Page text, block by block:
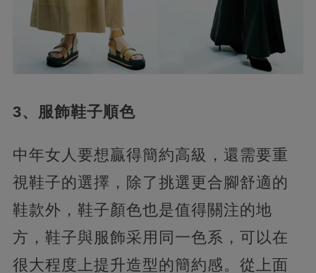
3、服飾鞋子順色
中年女人要想贏得簡約高級，還需要重
視鞋子的選擇，除了挑選更合腳舒適的
鞋款外，鞋子顏色也是值得關注的地
方，鞋子與服飾采用同一色系，可以在
很大程度上提升造型的簡約感。從上面